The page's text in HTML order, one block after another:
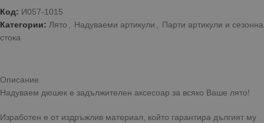
Код: И057-1015
Категории: Лято , Надуваеми артикули , Парти артикули и сезонна
стока
Описание
Надуваем дюшек е задължителен аксесоар за всяко Ваше лято!
Изработен е от издръжлив материал, който гарантира дългият му